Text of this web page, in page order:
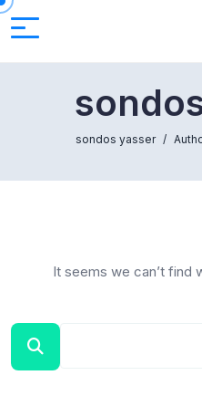
sondos yasser
It seems we can’t find